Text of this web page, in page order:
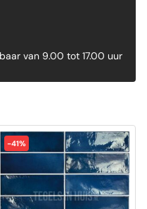
van 9.00 tot 17.00 uur
-41%